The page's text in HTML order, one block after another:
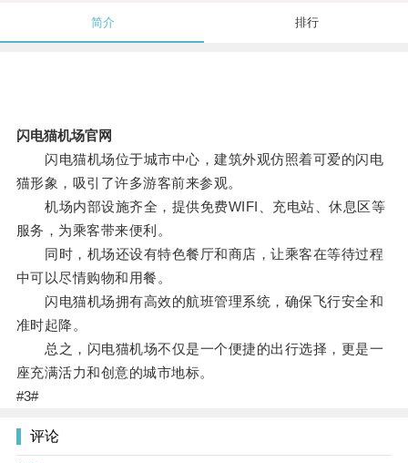
简介 排行
闪电猫机场官网
闪电猫机场位于城市中心，建筑外观仿照着可爱的闪电
猫形象，吸引了许多游客前来参观。
机场内部设施齐全，提供免费WIFI、充电站、休息区等
服务，为乘客带来便利。
同时，机场还设有特色餐厅和商店，让乘客在等待过程
中可以尽情购物和用餐。
闪电猫机场拥有高效的航班管理系统，确保飞行安全和
准时起降。
总之，闪电猫机场不仅是一个便捷的出行选择，更是一
座充满活力和创意的城市地标。
#3#
评论